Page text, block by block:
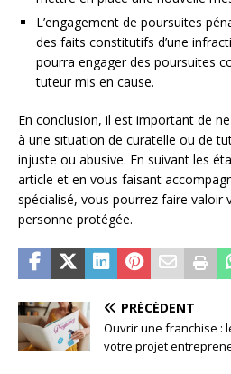
L’engagement de poursuites
des faits constitutifs d’une
pourra engager des poursuites
tuteur mis en cause.
En conclusion, il est important de
à une situation de curatelle ou de
injuste ou abusive. En suivant les
article et en vous faisant
spécialisé, vous pourrez faire valoir
personne protégée.
PRÉCÉDENT
Ouvrir une franchise :
votre projet